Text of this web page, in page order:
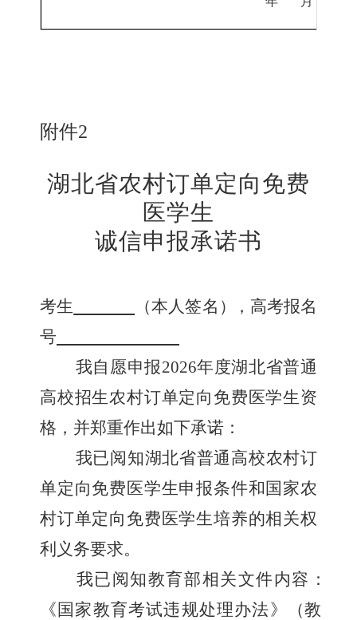
附件2
湖北省农村订单定向免费
医学生
诚信申报承诺书
考生 （本人签名 ）
，高考报名
号
我自愿申报2026年度湖北省普通
高校招生农村订单定向免费 医学生资
格，并郑重作出如下承诺：
我已阅知湖北省普通高校农村订
单定向免费医学生申报条件和国家农
村订单定向免费医学生培养的相关权
利义务要求。
我已阅知教育部相关文件内容 ：
《 国家教育考试违规处理办法》 （教